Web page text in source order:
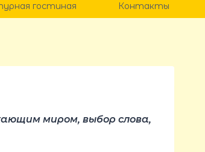
гостиная Контакты
миром, выбор слова,